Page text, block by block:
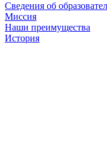
Сведения об
Миссия
Наши преимущества
История